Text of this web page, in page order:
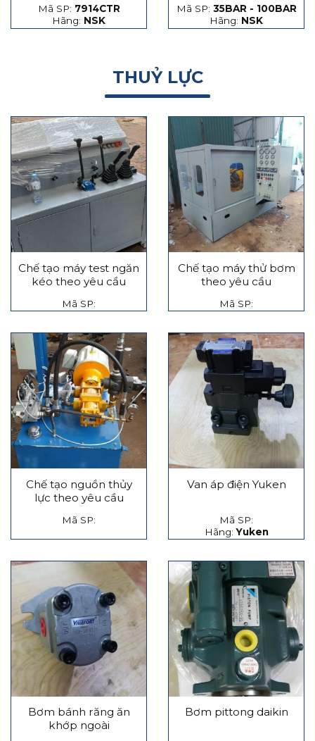
Mã SP: 7914CTR
Hãng: NSK
hạt thép và hạt gốm
Mã SP: 35BAR - 100BAR
Hãng: NSK
THUỶ LỰC
Chế tạo máy test ngăn
kéo theo yêu cầu
Mã SP:
Chế tạo máy thử bơm
theo yêu cầu
Mã SP:
Chế tạo nguồn thủy
lực theo yêu cầu
Mã SP:
Van áp điện Yuken
Mã SP:
Hãng:Yuken
Bơm bánh răng ăn
khớp ngoài
Bơm pittong daikin